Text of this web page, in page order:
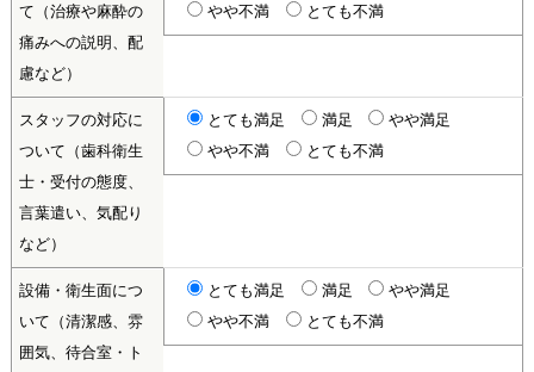
て（治療や麻酔の
痛みへの説明、配
慮など）
やや不満
とても不満
スタッフの対応に
ついて（歯科衛生
士・受付の態度、
言葉遣い、気配り
など）
とても満足 満足
やや満足
やや不満
とても不満
設備・衛生面につ
いて（清潔感、雰
囲気、待合室・ト
とても満足 満足
やや満足
やや不満
とても不満